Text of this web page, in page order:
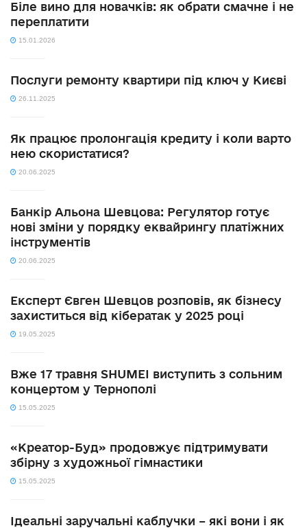
Біле вино для новачків: як обрати смачне і не
переплатити
15.01.2026
Послуги ремонту квартири під ключ у Києві
26.11.2025
Як працює пролонгація кредиту і коли варто
нею скористатися?
20.06.2025
Банкір Альона Шевцова: Регулятор готує
нові зміни у порядку еквайрингу платіжних
інструментів
20.06.2025
Експерт Євген Шевцов розповів, як бізнесу
захиститься від кібератак у 2025 році
19.05.2025
Вже 17 травня SHUMEI виступить з сольним
концертом у Тернополі
15.05.2025
«Креатор-Буд» продовжує підтримувати
збірну з художньої гімнастики
15.05.2025
Ідеальні заручальні каблучки – які вони і як